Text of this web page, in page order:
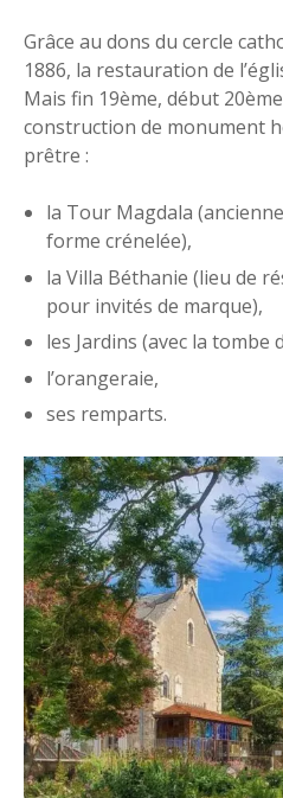
Grâce au dons du cercle
1886, la restauration de
Mais fin 19ème, début
construction de monument
prêtre :
la Tour Magdala
forme crénelée),
la Villa Béthanie (lieu de
pour invités de marque),
les Jardins (avec la tombe
l’orangeraie,
ses remparts.